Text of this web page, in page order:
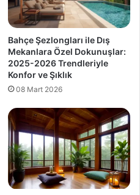
Bahçe Şezlongları ile Dış
Mekanlara Özel Dokunuşlar:
2025-2026 Trendleriyle
Konfor ve Şıklık
08 Mart 2026